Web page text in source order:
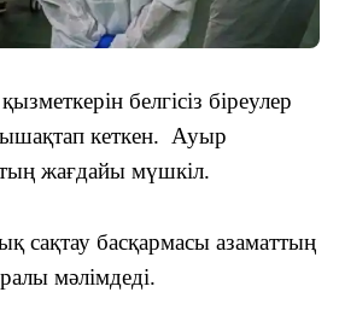
белгісіз біреулер
кеткен. Ауыр
жағдайы мүшкіл.
сақтау басқармасы азаматтың
мәлімдеді.